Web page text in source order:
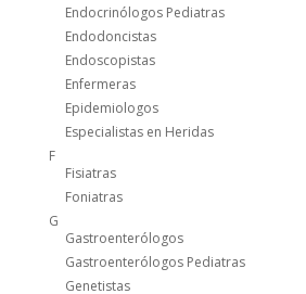
Endocrinólogos Pediatras
Endodoncistas
Endoscopistas
Enfermeras
Epidemiologos
Especialistas en Heridas
F
Fisiatras
Foniatras
G
Gastroenterólogos
Gastroenterólogos Pediatras
Genetistas